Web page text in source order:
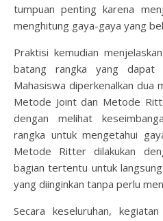
tumpuan penting karena
menghitung gaya-gaya yang
Praktisi kemudian
batang rangka yang
Mahasiswa diperkenalkan dua
Metode Joint dan Metode
dengan melihat
rangka untuk mengetahui
Metode Ritter dilakukan
bagian tertentu untuk
yang diinginkan tanpa perlu
Secara keseluruhan,